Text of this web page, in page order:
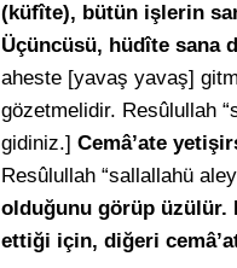
(küfîte), bütün işlerin
Üçüncüsü, hüdîte sana
aheste [yavaş yavaş]
gözetmelidir. Resûlullah
gidiniz.] Cemâ’ate
Resûlullah “sallallahü
olduğunu görüp üzülür.
ettiği için, diğeri